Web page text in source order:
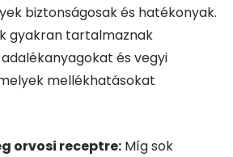
biztonságosak és hatékonyak.
gyakran tartalmaznak
és vegyi
mellékhatásokat
orvosi receptre: Míg sok